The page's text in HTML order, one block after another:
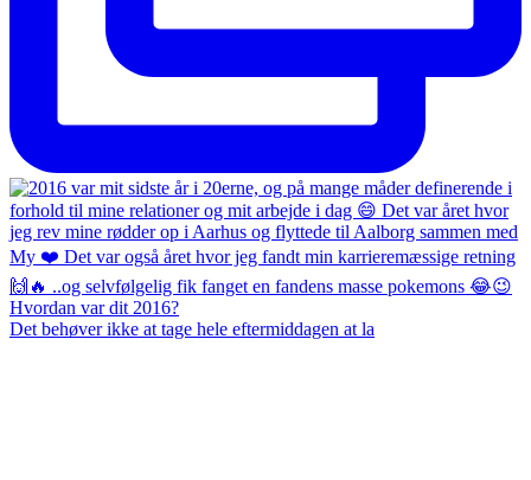
Det behøver ikke at tage hele eftermiddagen at la